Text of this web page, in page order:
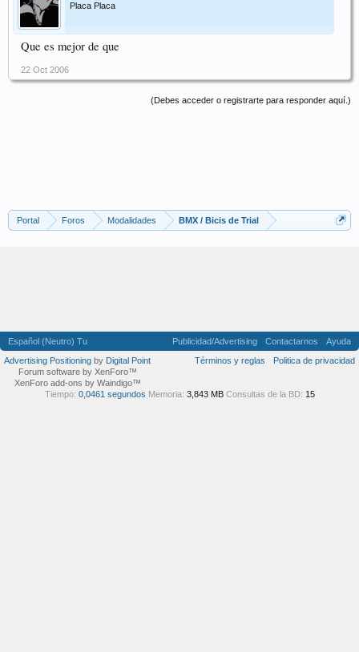
Placa Placa
Que es mejor de que
22 Oct 2006
(Debes acceder o registrarte para responder aquí.)
Portal Foros Modalidades BMX / Bicis de Trial
Español (Neutro) Tu Publicidad/Advertising Contactarnos
Ayuda
Términos y reglas
Politica de privacidad
Advertising Positioning by Digital Point
Forum software by XenForo™
XenForo add-ons by Waindigo™
Tiempo: 0,0461 segundos Memoria: 3,843 MB Consultas de la BD: 15